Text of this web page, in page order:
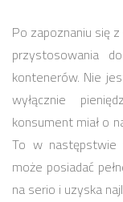
Po zapoznaniu się
przystosowania
kontenerów. Nie
wyłącznie
konsument miał o
To w następstwie
może posiadać
na serio i uzyska